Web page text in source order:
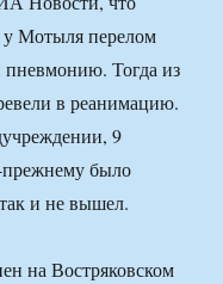
у Мотыля перелом
Тогда из
в реанимацию.
9
прежнему было
и не вышел.
на Востряковском